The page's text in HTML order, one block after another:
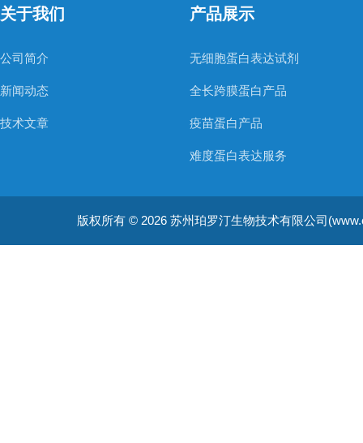
关于我们
公司简介
新闻动态
技术文章
产品展示
无细胞蛋白表达试剂
全长跨膜蛋白产品
疫苗蛋白产品
难度蛋白表达服务
版权所有 © 2026 苏州珀罗汀生物技术有限公司